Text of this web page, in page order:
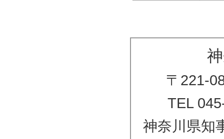
〒221-
TEL
神奈川県知